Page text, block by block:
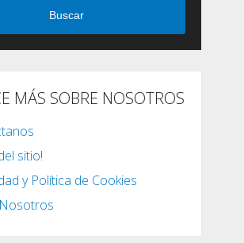
Buscar
MÁS SOBRE NOSOTROS
sitio!
y Política de Cookies